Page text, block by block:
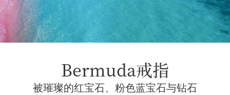
Bermuda戒指
被璀璨的红宝石、粉色蓝宝石与钻石